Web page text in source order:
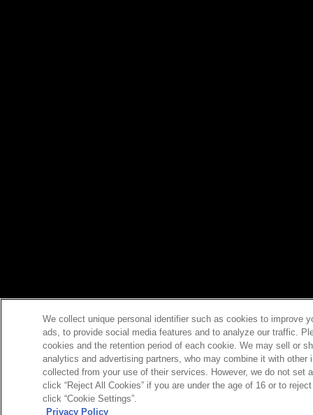
We collect unique personal identifier such as cookies to improve
ads, to provide social media features and to analyze our traffic.
cookies and the retention period of each cookie. We may sell or
analytics and advertising partners, who may combine it with
collected from your use of their services. However, we do not set
click “Reject All Cookies” if you are under the age of 16 or to
click “Cookie Settings”.
Privacy Policy